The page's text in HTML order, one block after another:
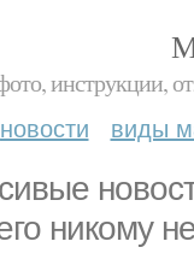
инструкции,
новости виды
никому